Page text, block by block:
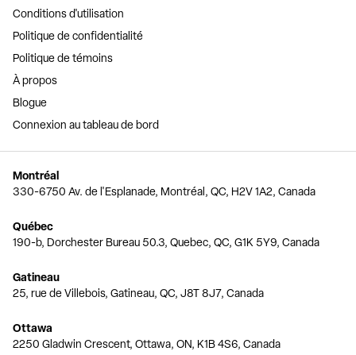
Conditions d'utilisation
Politique de confidentialité
Politique de témoins
À propos
Blogue
Connexion au tableau de bord
Montréal
330-6750 Av. de l'Esplanade, Montréal, QC, H2V 1A2, Canada
Québec
190-b, Dorchester Bureau 50.3, Quebec, QC, G1K 5Y9, Canada
Gatineau
25, rue de Villebois, Gatineau, QC, J8T 8J7, Canada
Ottawa
2250 Gladwin Crescent, Ottawa, ON, K1B 4S6, Canada